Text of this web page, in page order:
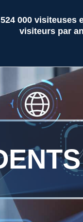
000 visiteuses
visiteurs par